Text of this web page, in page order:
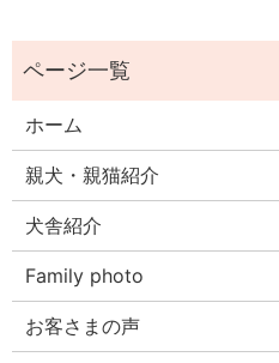
ホーム
親犬・親猫紹介
犬舎紹介
Family photo
お客さまの声